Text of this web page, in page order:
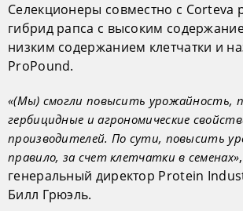
Селекционеры совместно с Corteva
гибрид рапса с высоким
низким содержанием клетчатки и
ProPound.
«(Мы) смогли повысить урожайность,
гербицидные и агрономические
производителей. По сути, повысить
правило, за счет клетчатки в семенах»
генеральный директор Protein
Билл Грюэль.